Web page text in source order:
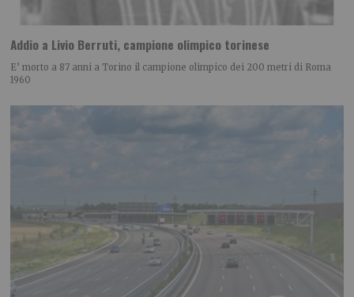
Addio a Livio Berruti, campione olimpico torinese
E’ morto a 87 anni a Torino il campione olimpico dei 200 metri di Roma
1960